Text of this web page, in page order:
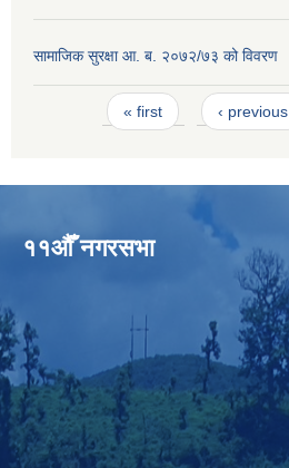
सामाजिक सुरक्षा आ. ब. २०७२/७३ को विवरण
Pages« first ‹ previous
११औँ नगरसभा